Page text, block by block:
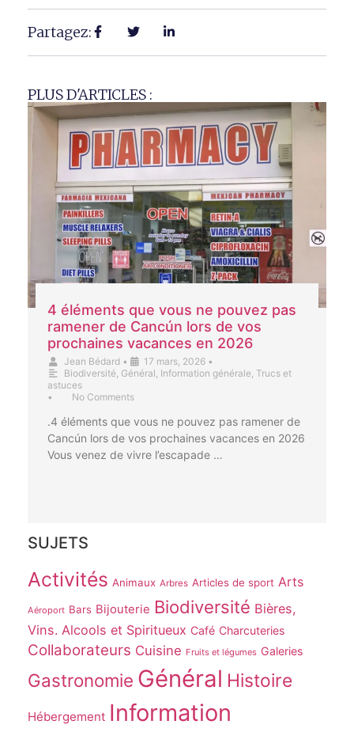
Partagez:
PLUS D'ARTICLES :
4 éléments que vous ne pouvez pas
ramener de Cancún lors de vos
prochaines vacances en 2026
Jean Bédard • 17 mars, 2026 •
Biodiversité, Général, Information générale, Trucs et
astuces
•
No Comments
.4 éléments que vous ne pouvez pas ramener de
Cancún lors de vos prochaines vacances en 2026
Vous venez de vivre l’escapade …
SUJETS
Activités Animaux Arbres Articles de sport Arts
Aéroport Bars Bijouterie Biodiversité Bières,
Vins. Alcools et Spiritueux Café Charcuteries
Collaborateurs Cuisine Fruits et légumes Galeries
Gastronomie Général Histoire
Hébergement Information